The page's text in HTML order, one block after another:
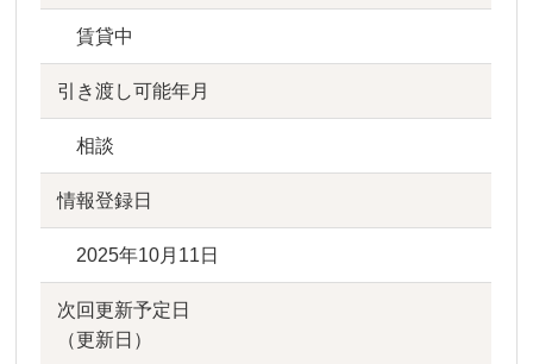
賃貸中
引き渡し可能年月
相談
情報登録日
2025年10月11日
次回更新予定日
（更新日）